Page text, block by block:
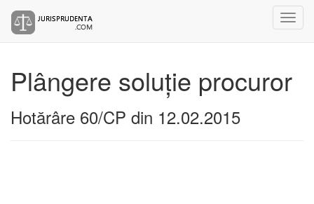
Plângere soluție procuror
Hotărâre 60/CP din 12.02.2015